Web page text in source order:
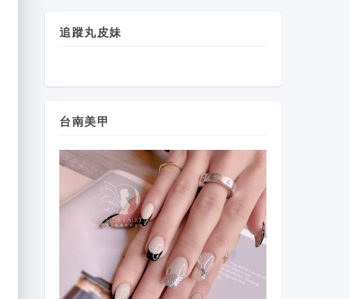
追蹤丸皮妹
台南美甲